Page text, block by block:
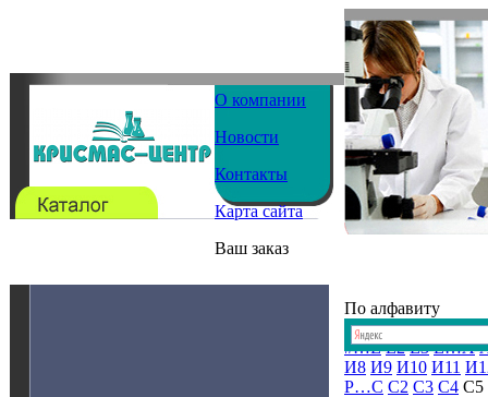
О компании
Новости
Контакты
Карта сайта
Ваш заказ
По алфавиту
#…E E2 E3 E…А
И8 И9 И10 И11
Р…С С2 С3 С4 С5